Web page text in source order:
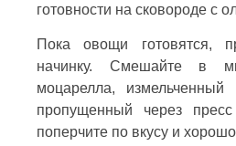
готовности на сковороде с
Пока овощи готовятся,
начинку. Смешайте в
моцарелла,
пропущенный через
поперчите по вкусу и